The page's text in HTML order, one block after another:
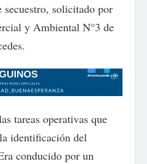
solicitado por
y Ambiental N°3 de
tareas operativas que
identificación del
conducido por un